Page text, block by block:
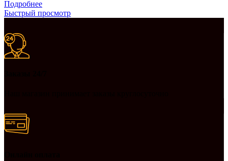
Подробнее
Быстрый просмотр